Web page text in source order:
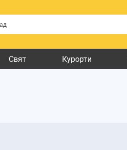
Свят Курорти